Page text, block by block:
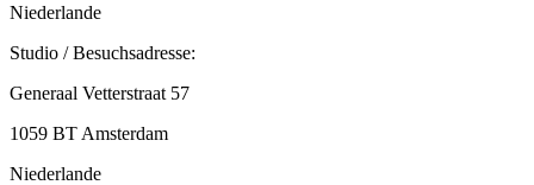
Niederlande
Studio / Besuchsadresse:
Generaal Vetterstraat 57
1059 BT Amsterdam
Niederlande